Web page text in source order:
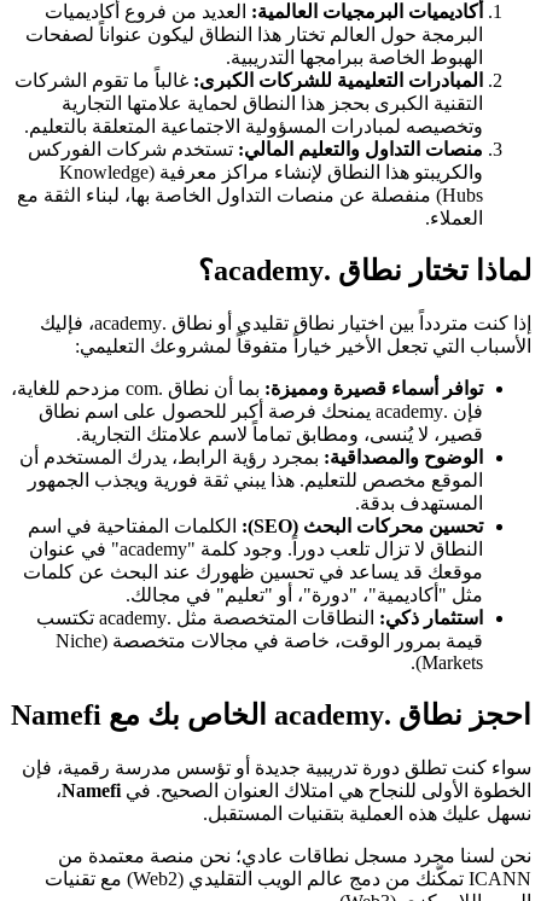
أكاديميات البرمجيات العالمية: العديد من فروع أكاديميات
البرمجة حول العالم تختار هذا النطاق ليكون عنواناً لصفحات
الهبوط الخاصة ببرامجها التدريبية.
المبادرات التعليمية للشركات الكبرى: غالباً ما تقوم الشركات
التقنية الكبرى بحجز هذا النطاق لحماية علامتها التجارية
وتخصيصه لمبادرات المسؤولية الاجتماعية المتعلقة بالتعليم.
منصات التداول والتعليم المالي: تستخدم شركات الفوركس
والكريبتو هذا النطاق لإنشاء مراكز معرفية (Knowledge
Hubs) منفصلة عن منصات التداول الخاصة بها، لبناء الثقة مع
العملاء.
لماذا تختار نطاق .academy؟
إذا كنت متردداً بين اختيار نطاق تقليدي أو نطاق .academy، فإليك
الأسباب التي تجعل الأخير خياراً متفوقاً لمشروعك التعليمي:
توافر أسماء قصيرة ومميزة:
بما أن نطاق .com مزدحم للغاية،
فإن .academy يمنحك فرصة أكبر للحصول على اسم نطاق
قصير، لا يُنسى، ومطابق تماماً لاسم علامتك التجارية.
الوضوح والمصداقية: بمجرد رؤية الرابط، يدرك المستخدم أن
الموقع مخصص للتعليم. هذا يبني ثقة فورية ويجذب الجمهور
المستهدف بدقة.
تحسين محركات البحث (SEO):
الكلمات المفتاحية في اسم
النطاق لا تزال تلعب دوراً. وجود كلمة "academy" في عنوان
موقعك قد يساعد في تحسين ظهورك عند البحث عن كلمات
مثل "أكاديمية"، "دورة"، أو "تعليم" في مجالك.
استثمار ذكي:
النطاقات المتخصصة مثل .academy تكتسب
قيمة بمرور الوقت، خاصة في مجالات متخصصة (Niche
Markets).
احجز نطاق .academy الخاص بك مع Namefi
سواء كنت تطلق دورة تدريبية جديدة أو تؤسس مدرسة رقمية، فإن
الخطوة الأولى للنجاح هي امتلاك العنوان الصحيح. في Namefi،
نسهل عليك هذه العملية بتقنيات المستقبل.
نحن لسنا مجرد مسجل نطاقات عادي؛ نحن منصة معتمدة من
ICANN تمكّنك من دمج عالم الويب التقليدي (Web2) مع تقنيات